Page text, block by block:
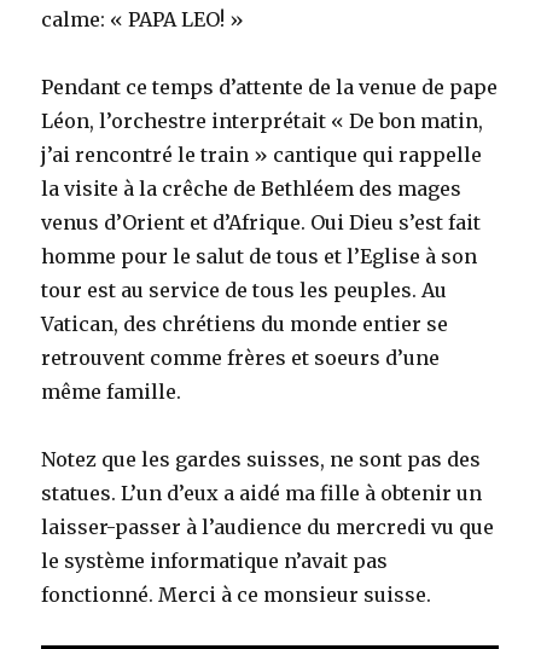
calme: « PAPA LEO! »
Pendant ce temps d’attente de la venue de pape
Léon, l’orchestre interprétait « De bon matin,
j’ai rencontré le train » cantique qui rappelle
la visite à la crêche de Bethléem des mages
venus d’Orient et d’Afrique. Oui Dieu s’est fait
homme pour le salut de tous et l’Eglise à son
tour est au service de tous les peuples. Au
Vatican, des chrétiens du monde entier se
retrouvent comme frères et soeurs d’une
même famille.
Notez que les gardes suisses, ne sont pas des
statues. L’un d’eux a aidé ma fille à obtenir un
laisser-passer à l’audience du mercredi vu que
le système informatique n’avait pas
fonctionné. Merci à ce monsieur suisse.